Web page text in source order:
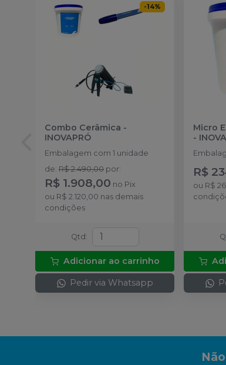
-14%
Combo Cerâmica -
INOVAPRÓ
Embalagem com 1 unidade
de: R$ 2.490,00 por:
R$ 1.908,00 no Pix
ou R$ 2.120,00 nas demais
condições
Qtd :
Adicionar ao carrinho
Pedir via Whatsapp
Micro
-
R$
ou R$